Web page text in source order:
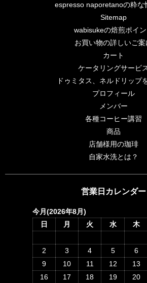
espresso naporetanoの粋な
Sitemap
wabisukeの焙煎ポイン
お買い物の詳しいご案
カート
ケータリングサービ
ドゥミタス、ネルドリップ
プロフィール
メンバー
各種コーヒー講習
商品
店舗様用の珈琲
自家水洗とは？
営業日カレンダー
今月(2026年8月)
日
月 火 水 木
2
3 4 5 6
9
10 11 12 13
16
17 18 19 20